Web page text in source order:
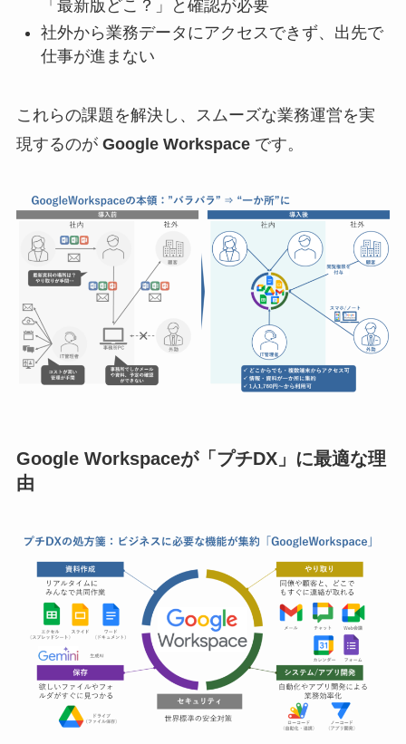
「最新版どこ？」と確認が必要
社外から業務データにアクセスできず、出先で
仕事が進まない
これらの課題を解決し、スムーズな業務運営を実
現するのが Google Workspaceです。
Google Workspaceが「プチDX」に最適な理
由